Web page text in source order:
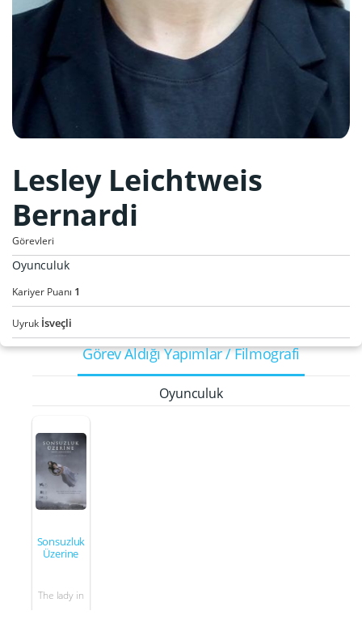
Lesley Leichtweis
Bernardi
Görevleri
Oyunculuk
Kariyer Puanı 1
Uyruk İsveçli
Görev Aldığı Yapımlar / Filmografi
Oyunculuk
Sonsuzluk
Üzerine
The lady in